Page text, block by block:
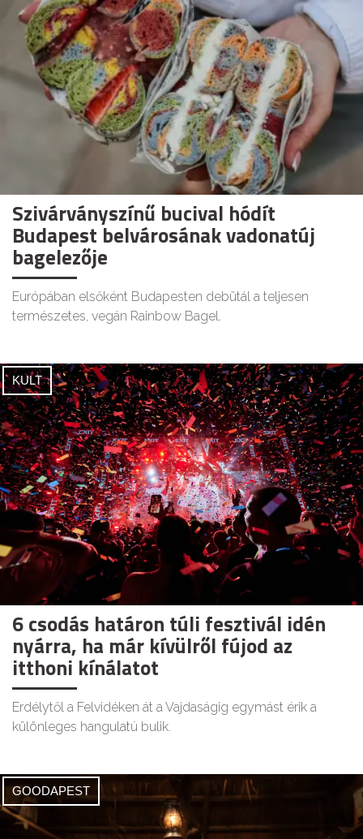
Szivárványszínű bucival hódít
Budapest belvárosának vadonatúj
bagelezője
Európában elsőként Budapesten debütál a teljesen
természetes, vegán Rainbow Bagel.
KULT
6 csodás határon túli fesztivál idén
nyárra, ha már kívülről fújod az
itthoni kínálatot
Erdélytől a Felvidéken át a Vajdaságig egymást érik a
különleges hangulatú bulik.
GOODAPEST